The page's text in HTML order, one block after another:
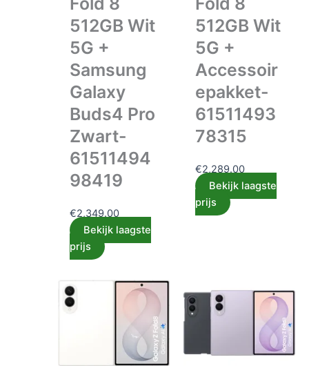
512GB Wit
5G +
Samsung
Galaxy
Buds4 Pro
Zwart-
61511494
98419
€2,349.00
Bekijk laagste
prijs
512GB Wit
5G +
Accessoir
epakket-
61511493
78315
€2,289.00
Bekijk laagste
prijs